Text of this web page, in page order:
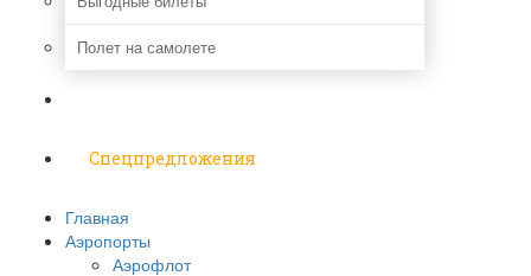
Полет на самолете
Спецпредложения
Главная
Аэропорты
Аэрофлот